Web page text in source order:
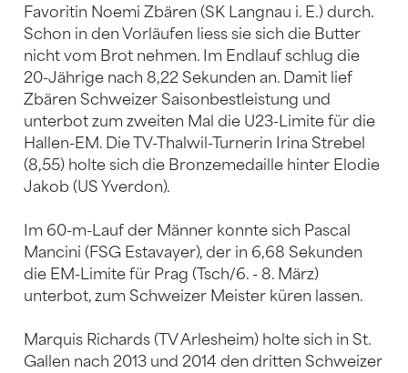
Favoritin Noemi Zbären (SK Langnau i. E.) durch.
Schon in den Vorläufen liess sie sich die Butter
nicht vom Brot nehmen. Im Endlauf schlug die
20-Jährige nach 8,22 Sekunden an. Damit lief
Zbären Schweizer Saisonbestleistung und
unterbot zum zweiten Mal die U23-Limite für die
Hallen-EM. Die TV-Thalwil-Turnerin Irina Strebel
(8,55) holte sich die Bronzemedaille hinter Elodie
Jakob (US Yverdon).
Im 60-m-Lauf der Männer konnte sich Pascal
Mancini (FSG Estavayer), der in 6,68 Sekunden
die EM-Limite für Prag (Tsch/6. - 8. März)
unterbot, zum Schweizer Meister küren lassen.
Marquis Richards (TV Arlesheim) holte sich in St.
Gallen nach 2013 und 2014 den dritten Schweizer